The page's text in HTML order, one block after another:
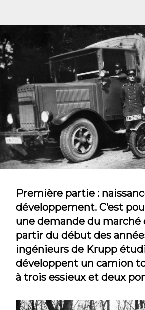
Première partie :
développement. C’est
une demande du marché
partir du début des
ingénieurs de Krupp
développent un camion
à trois essieux et deux